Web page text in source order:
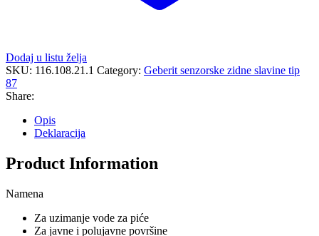
Dodaj u listu želja
SKU: 116.108.21.1 Category: Geberit senzorske zidne slavine tip
87
Share:
Opis
Deklaracija
Product Information
Namena
Za uzimanje vode za piće
Za javne i polujavne površine